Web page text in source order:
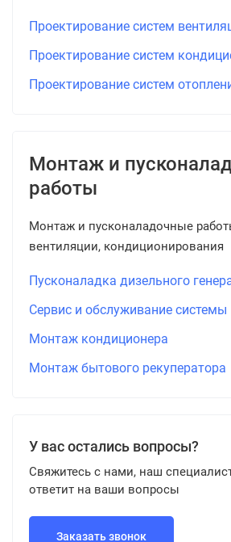
Проектирование систем
Проектирование систем
Проектирование систем
Монтаж и
работы
Монтаж и пусконаладочные
вентиляции, кондиционирования
Пусконаладка дизельного
Сервис и обслуживание системы
Монтаж кондиционера
Монтаж бытового рекуператора
У вас остались вопросы?
Свяжитесь с нами, наш
ответит на ваши вопросы
Заказать звонок